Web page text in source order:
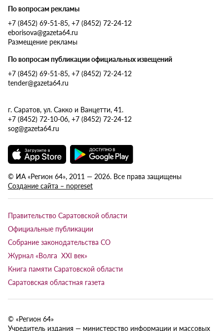
По вопросам рекламы
+7 (8452) 69-51-85, +7 (8452) 72-24-12
eborisova@gazeta64.ru
Размещение рекламы
По вопросам публикации официальных извещений
+7 (8452) 69-51-85, +7 (8452) 72-24-12
tender@gazeta64.ru
г. Саратов, ул. Сакко и Ванцетти, 41.
+7 (8452) 72-10-06, +7 (8452) 72-24-12
sog@gazeta64.ru
© ИА «Регион 64», 2011 — 2026. Все права защищены
Создание сайта – nopreset
Правительство Саратовской области
Официальные публикации
Собрание законодательства СО
Журнал «Волга XXI век»
Книга памяти Саратовской области
Саратовская областная газета
© «Регион 64»
Учредитель издания — министерство информации и массовых